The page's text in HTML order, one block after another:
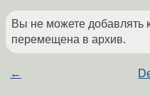
Вы не можете добавлять
перемещена в архив.
←